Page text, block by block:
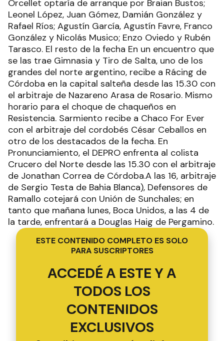
Orcellet optaría de arranque por Braian Bustos;
Leonel López, Juan Gómez, Damián González y
Rafael Ríos; Agustín García, Agustín Favre, Franco
González y Nicolás Musico; Enzo Oviedo y Rubén
Tarasco. El resto de la fecha En un encuentro que
se las trae Gimnasia y Tiro de Salta, uno de los
grandes del norte argentino, recibe a Rácing de
Córdoba en la capital salteña desde las 15.30 con
el arbitraje de Nazareno Arasa de Rosario. Mismo
horario para el choque de chaqueños en
Resistencia. Sarmiento recibe a Chaco For Ever
con el arbitraje del cordobés César Ceballos en
otro de los destacados de la fecha. En
Pronunciamiento, el DEPRO enfrenta al colista
Crucero del Norte desde las 15.30 con el arbitraje
de Jonathan Correa de Córdoba.A las 16, arbitraje
de Sergio Testa de Bahia Blanca), Defensores de
Ramallo cotejará con Unión de Sunchales; en
tanto que mañana lunes, Boca Unidos, a las 4 de
la tarde, enfrentará a Douglas Haig de Pergamino.
ESTE CONTENIDO COMPLETO ES SOLO
PARA SUSCRIPTORES
ACCEDÉ A ESTE Y A
TODOS LOS
CONTENIDOS
EXCLUSIVOS